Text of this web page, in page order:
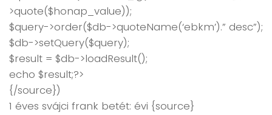
>quote($honap_value));
$query->order($db->quoteName(‘ebkm’).” desc”);
$db->setQuery($query);
$result = $db->loadResult();
echo $result;?>
{/source})
1 éves svájci frank betét: évi {source}